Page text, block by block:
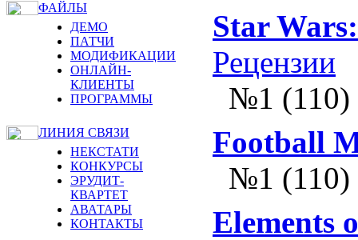
ФАЙЛЫ
ДЕМО
ПАТЧИ
МОДИФИКАЦИИ
ОНЛАЙН-
КЛИЕНТЫ
ПРОГРАММЫ
ЛИНИЯ СВЯЗИ
НЕКСТАТИ
КОНКУРСЫ
ЭРУДИТ-
КВАРТЕТ
АВАТАРЫ
КОНТАКТЫ
Star
Рецензии
№1 (110)
Football
№1 (110)
Elements